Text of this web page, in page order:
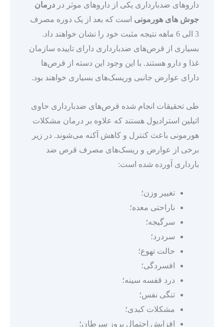
داروهای ضدبارداری یکی از داروهای موثر در درمان
جوش های هورمونی است که بعد از یک دوره مصرف
3 الی 6 ماهه نتیجه مثبت خود را نشان خواهند داد.
بسیاری از قرص‌های ضدبارداری دارای تاییده سازمان
غذا و دارو هستند. با این وجود این دسته از قرص‌ها
دارای عوارض جانبی وریسک‌های بسیاری خواهند بود.
طی تحقیقات انجام شده قرص‌های ضدبارداری حاوی
اتیلین استرادیول هستند که علاوه بر درمان مشکلات
هورمونی باعث کنترل و کاهش آکنه می‌شوند. در زیر
برخی از عوارض و ریسک‌های مصرف قرص ضد
بارداری آورده شده است:
تغییر وزن؛
ناراحتی معده؛
سرگیجه؛
سردرد؛
حالت تهوع؛
افسردگی؛
درد قفسه سینه؛
تنگی نفس؛
مشکلات کبدی؛
افزایش احتمال بروز سرطان؛